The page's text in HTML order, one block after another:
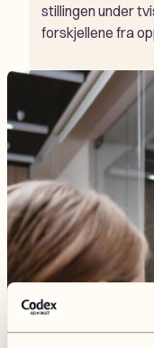
stillingen under
forskjellene fra